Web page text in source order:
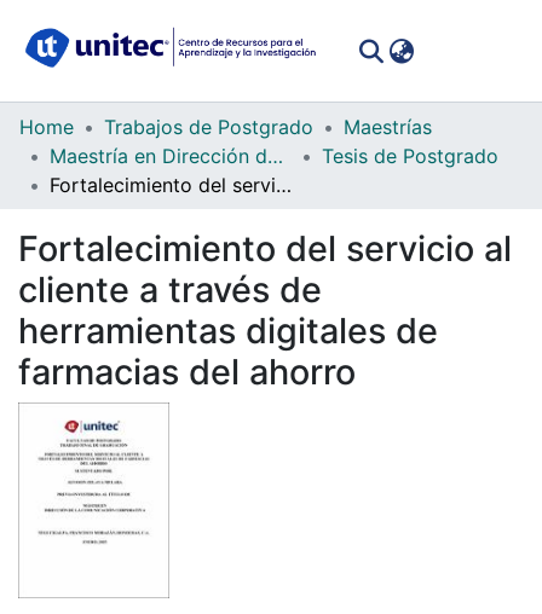
Communities
Collections
All of DSpace
Statistics
Home Trabajos de Postgrado
Maestrías
Maestría en Dirección de la Comunicación Corporativa
Tesis de Postgrado
Fortalecimiento del servicio al cliente a través de herramientas digitales de farmacias del ahorro
Fortalecimiento del servicio al
cliente a través de
herramientas digitales de
farmacias del ahorro